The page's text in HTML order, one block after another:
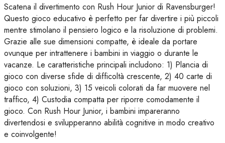
Scatena il divertimento con Rush Hour Junior di Ravensburger!
Questo gioco educativo è perfetto per far divertire i più piccoli
mentre stimolano il pensiero logico e la risoluzione di problemi.
Grazie alle sue dimensioni compatte, è ideale da portare
ovunque per intrattenere i bambini in viaggio o durante le
vacanze. Le caratteristiche principali includono: 1) Plancia di
gioco con diverse sfide di difficoltà crescente, 2) 40 carte di
gioco con soluzioni, 3) 15 veicoli colorati da far muovere nel
traffico, 4) Custodia compatta per riporre comodamente il
gioco. Con Rush Hour Junior, i bambini impareranno
divertendosi e svilupperanno abilità cognitive in modo creativo
e coinvolgente!